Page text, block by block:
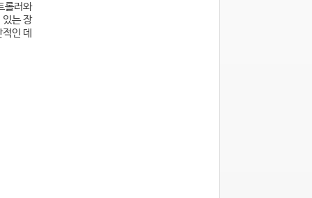
롤러와
는 장
인 데